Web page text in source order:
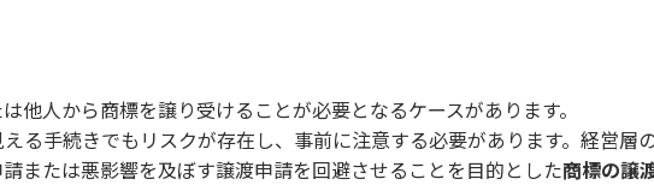
人から商標を譲り受けることが必要となるケースがあります。
る手続きでもリスクが存在し、事前に注意する必要があります。経営層
または悪影響を及ぼす譲渡申請を回避させることを目的とした商標の譲